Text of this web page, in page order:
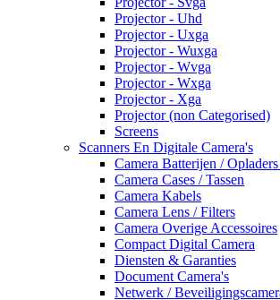
Projector - Uhd
Projector - Uxga
Projector - Wuxga
Projector - Wvga
Projector - Wxga
Projector - Xga
Projector (non Categorised)
Screens
Scanners En Digitale Camera's
Camera Batterijen /
Camera Cases / Tassen
Camera Kabels
Camera Lens / Filters
Camera Overige Accessoires
Compact Digital Camera
Diensten & Garanties
Document Camera's
Netwerk /